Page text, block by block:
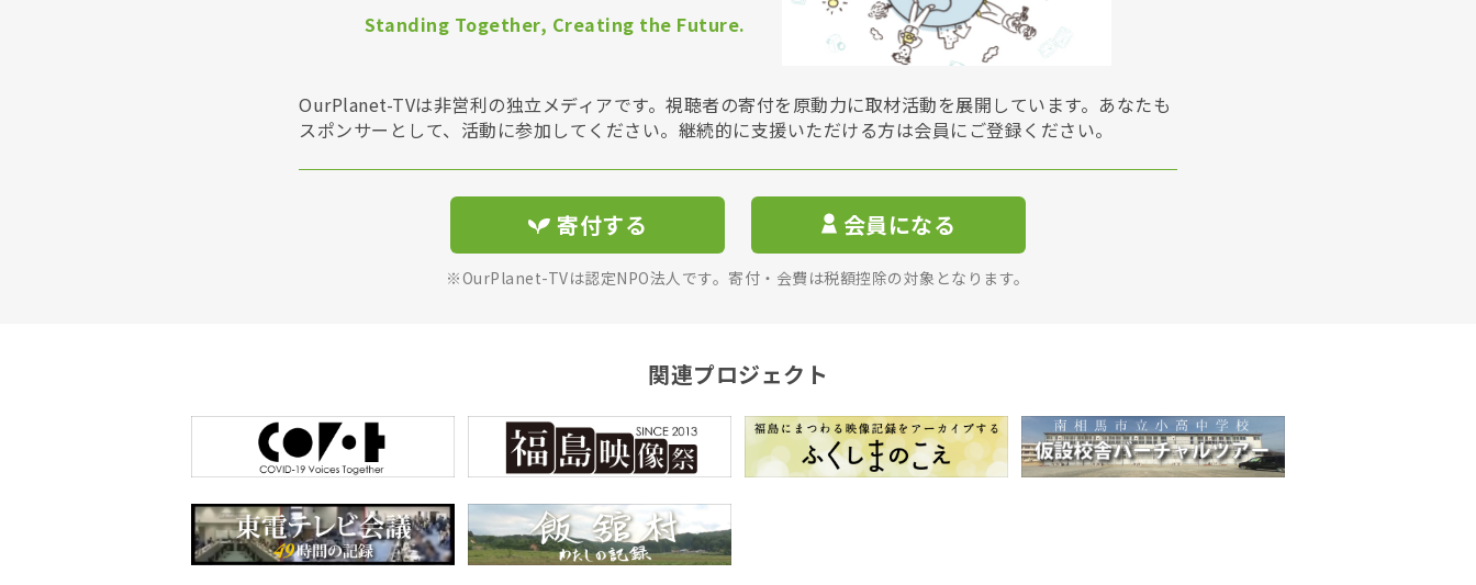
Standing Together, Creating the Future.
OurPlanet-TVは非営利の独立メディアです。視聴者の寄付を原動力に取材活動を展開しています。あなたも
スポンサーとして、活動に参加してください。継続的に支援いただける方は会員にご登録ください。
寄付する 会員になる
※OurPlanet-TVは認定NPO法人です。寄付・会費は税額控除の対象となります。
関連プロジェクト